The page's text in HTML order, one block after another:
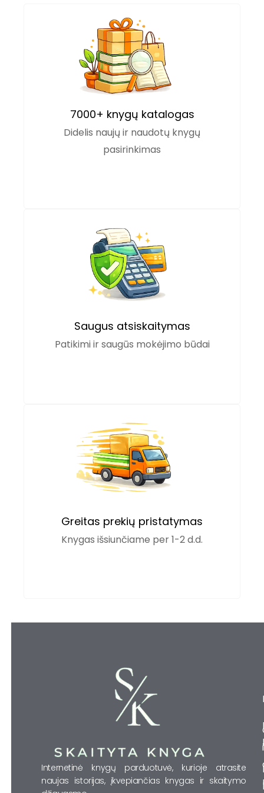
7000+ knygų katalogas
Didelis naujų ir naudotų knygų
pasirinkimas
Saugus atsiskaitymas
Patikimi ir saugūs mokėjimo būdai
Greitas prekių pristatymas
Knygas išsiunčiame per 1-2 d.d.
Internetinė knygų parduotuvė, kurioje atrasite
naujas istorijas, įkvepiančias knygas ir skaitymo